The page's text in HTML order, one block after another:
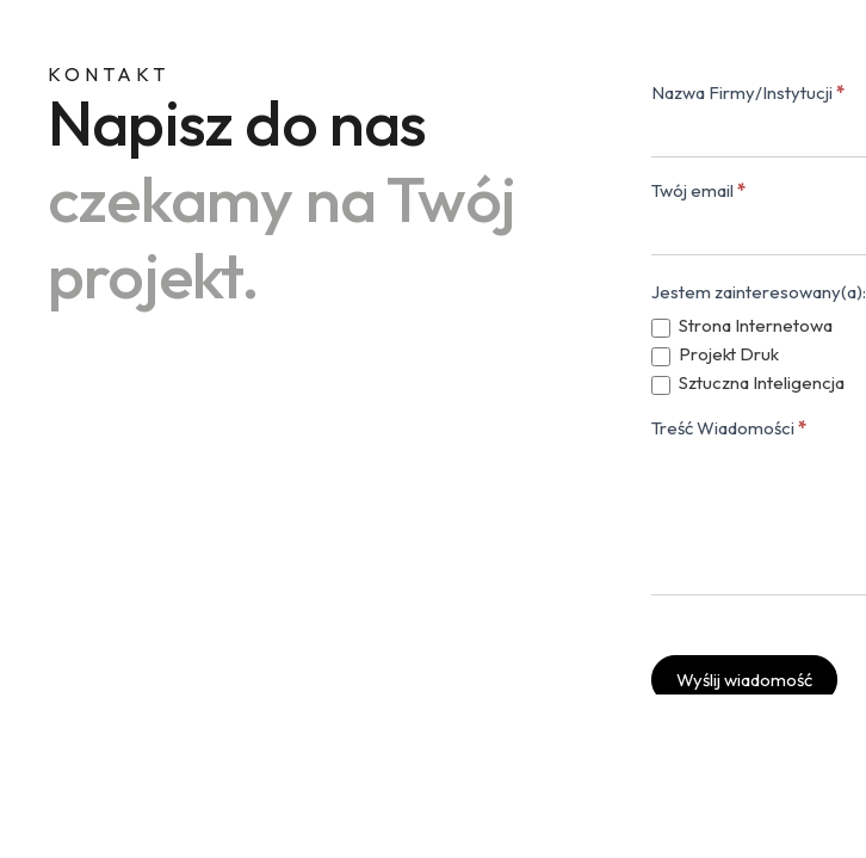
KONTAKT
Napisz do nas
czekamy na Twój
projekt.
Kontakt
Nazwa Firmy/Instytucji *
Twój email *
Jestem zainteresowany(a):
Strona Internetowa
Projekt Druk
Sztuczna Inteligencja
Treść Wiadomości *
Wyślij wiadomość